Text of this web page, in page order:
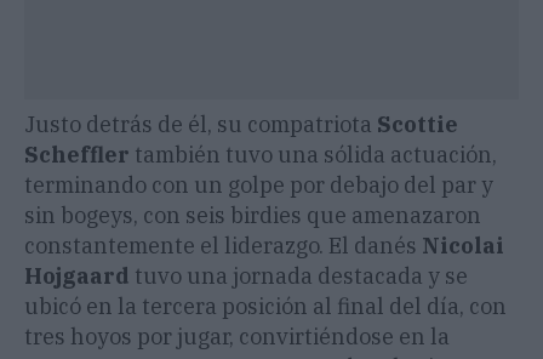
Justo detrás de él, su compatriota Scottie
Scheffler también tuvo una sólida actuación,
terminando con un golpe por debajo del par y
sin bogeys, con seis birdies que amenazaron
constantemente el liderazgo. El danés Nicolai
Hojgaard tuvo una jornada destacada y se
ubicó en la tercera posición al final del día, con
tres hoyos por jugar, convirtiéndose en la